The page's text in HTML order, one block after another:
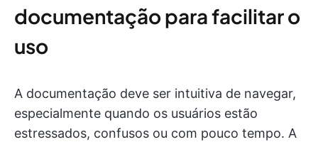
documentação para facilitar o
uso
A documentação deve ser intuitiva de navegar,
especialmente quando os usuários estão
estressados, confusos ou com pouco tempo. A